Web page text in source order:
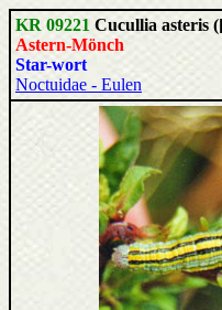
KR 09221 Cucullia asteris
Astern-Mönch
Star-wort
Noctuidae - Eulen